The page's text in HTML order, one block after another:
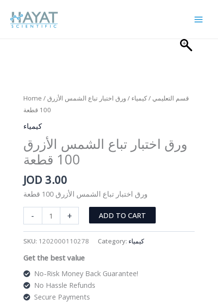
content
Home / قسم التعليمي /كيمياء / ورق اختبار تباع الشمس الأزرق
100 قطعة
كيمياء
ورق اختبار تباع الشمس الأزرق
100 قطعة
JOD 3.00
ورق اختبار تباع الشمس الأزرق 100 قطعة
-
اختبار
الأزرق
100
قطعة
quantity
+ ADD TO CART
SKU: 1202000110278 Category: كيمياء
Get the best value
No-Risk Money Back Guarantee!
No Hassle Refunds
Secure Payments